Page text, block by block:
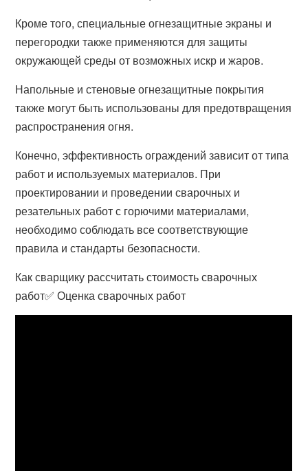
Кроме того, специальные огнезащитные экраны и
перегородки также применяются для защиты
окружающей среды от возможных искр и жаров.
Напольные и стеновые огнезащитные покрытия
также могут быть использованы для предотвращения
распространения огня.
Конечно, эффективность ограждений зависит от типа
работ и используемых материалов. При
проектировании и проведении сварочных и
резательных работ с горючими материалами,
необходимо соблюдать все соответствующие
правила и стандарты безопасности.
Как сварщику рассчитать стоимость сварочных
работ✅ Оценка сварочных работ